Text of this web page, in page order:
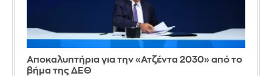
Αποκαλυπτήρια για την «Ατζέντα 2030» από το
βήμα της ΔΕΘ